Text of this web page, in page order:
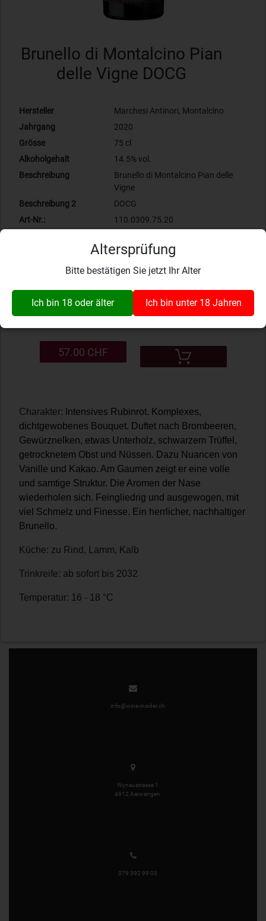
Altersprüfung
Bitte bestätigen Sie jetzt Ihr Alter
Ich bin 18 oder älter Ich bin unter 18 Jahren
Brunello di Montalcino Pian
delle Vigne DOCG
Hersteller
Marchesi Antinori, Montalcino
Jahrgang
2020
Grösse
75 cl
Alkoholgehalt
14.5% vol.
Beschreibung
Brunello di Montalcino Pian delle
Vigne
Beschreibung 2
DOCG
Art-Nr.:
110.0309.75.20
Bewertung: 0.00
Produkt ist verfügbar
57.00 CHF
Charakter: Intensives Rubinrot. Komplexes,
dichtgewobenes Bouquet. Duftet nach Brombeeren,
Gewürznelken, etwas Unterholz, schwarzem Trüffel,
getrocknetem Obst und Nüssen. Dazu Nuancen von
Vanille und Kakao. Am Gaumen zeigt er eine volle
und samtige Struktur. Die Aromen der Nase
wiederholen sich. Feingliedrig und ausgewogen, mit
viel Schmelz und Finesse. Ein herrlicher, nachhaltiger
Brunello.
Küche: zu Rind, Lamm, Kalb
Trinkreife: ab sofort bis 2032
Temperatur: 16 - 18 °C
info@wine-insider.ch
Wynaustrasse 1
4912 Aarwangen
079 392 99 03